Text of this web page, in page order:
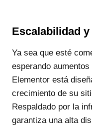
Escalabilidad y
Ya sea que esté
esperando
Elementor está
crecimiento de su
Respaldado por la
garantiza una alta